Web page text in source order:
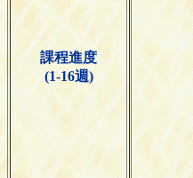
課程進度
(1-16週)